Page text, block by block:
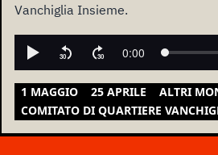
Vanchiglia Insieme.
1 MAGGIO 25 APRILE ALTRI
COMITATO DI QUARTIERE